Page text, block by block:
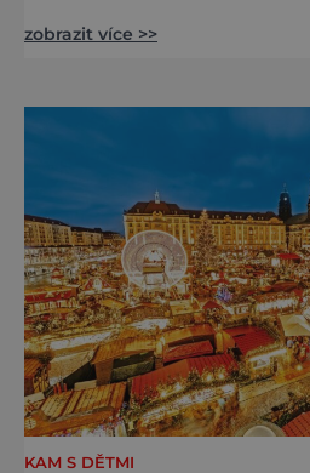
Comoedien-Hausu zve na
Matyáše Bernarda
Výstava Braunova socha
padesát autorských
zobrazit více >>
KAM S DĚTMI